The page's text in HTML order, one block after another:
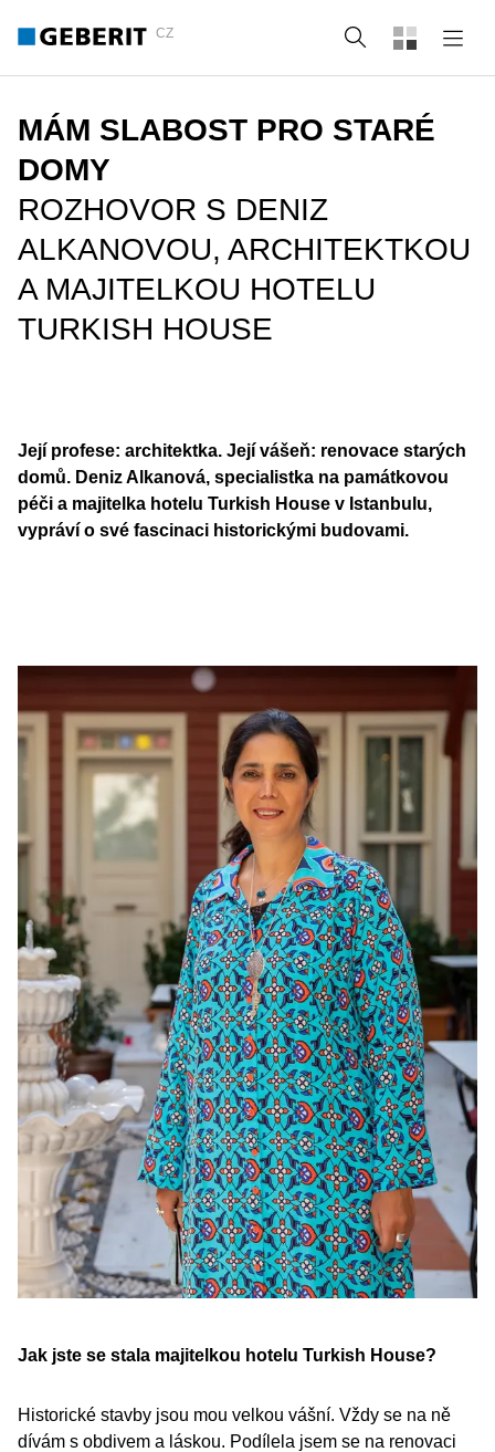
CZ Vyhledat
MÁM SLABOST PRO STARÉ
DOMY
ROZHOVOR S DENIZ
ALKANOVOU, ARCHITEKTKOU
A MAJITELKOU HOTELU
TURKISH HOUSE
Její profese: architektka. Její vášeň: renovace starých
domů. Deniz Alkanová, specialistka na památkovou
péči a majitelka hotelu Turkish House v Istanbulu,
vypráví o své fascinaci historickými budovami.
Jak jste se stala majitelkou hotelu Turkish House?
Historické stavby jsou mou velkou vášní. Vždy se na ně
dívám s obdivem a láskou. Podílela jsem se na renovaci